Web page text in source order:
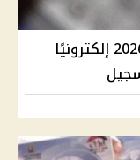
طريقة تقديم شكوى تكافل وكرامة 2026 إلكترونيًا